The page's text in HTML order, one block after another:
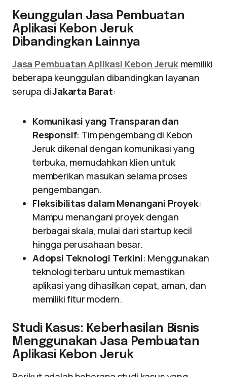
Keunggulan Jasa Pembuatan
Aplikasi Kebon Jeruk
Dibandingkan Lainnya
Jasa Pembuatan Aplikasi Kebon Jerukmemiliki
beberapa keunggulan dibandingkan layanan
serupa diJakarta Barat:
Komunikasi yang Transparan dan
Responsif: Tim pengembang di Kebon
Jeruk dikenal dengan komunikasi yang
terbuka, memudahkan klien untuk
memberikan masukan selama proses
pengembangan.
Fleksibilitas dalam Menangani Proyek:
Mampu menangani proyek dengan
berbagai skala, mulai dari startup kecil
hingga perusahaan besar.
Adopsi Teknologi Terkini: Menggunakan
teknologi terbaru untuk memastikan
aplikasi yang dihasilkan cepat, aman, dan
memiliki fitur modern.
Studi Kasus: Keberhasilan Bisnis
Menggunakan Jasa Pembuatan
Aplikasi Kebon Jeruk